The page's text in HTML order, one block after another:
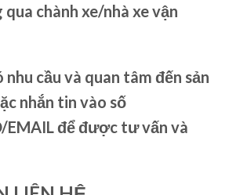
chành xe/nhà xe vận
nhu cầu và quan tâm đến sản
nhắn tin vào số
EMAIL để được tư vấn và